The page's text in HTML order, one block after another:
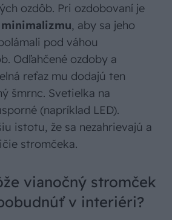
ozdôb. Pri ozdobovaní je
minimalizmu, aby sa jeho
pod váhou
Odľahčené ozdoby a
reťaz mu dodajú ten
šmrnc. Svetielka na
(napríklad LED).
istotu, že sa nezahrievajú a
stromčeka.
vianočný stromček
v interiéri?